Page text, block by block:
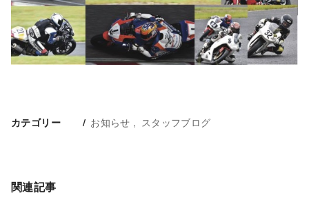
カテゴリー お知らせ スタッフブログ
関連記事